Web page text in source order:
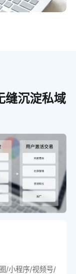
缝沉淀私域
/小程序/视频号/